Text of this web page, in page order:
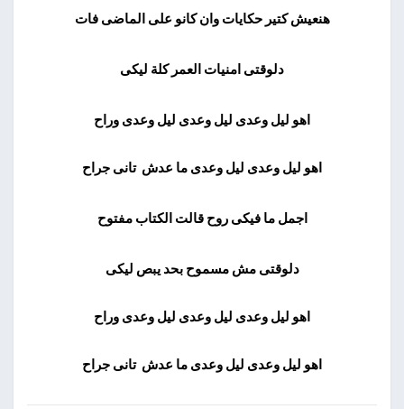
هنعيش كتير حكايات وان كانو على الماضى فات
دلوقتى امنيات العمر كلة ليكى
اهو ليل وعدى ليل وعدى ليل وعدى وراح
اهو ليل وعدى ليل وعدى ما عدش تانى جراح
اجمل ما فيكى روح قالت الكتاب مفتوح
دلوقتى مش مسموح بحد يبص ليكى
اهو ليل وعدى ليل وعدى ليل وعدى وراح
اهو ليل وعدى ليل وعدى ما عدش تانى جراح